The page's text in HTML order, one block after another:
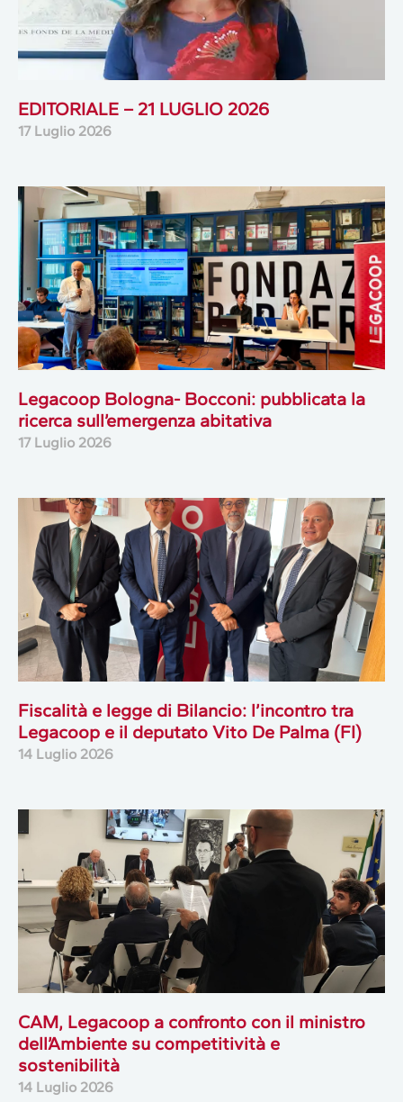
EDITORIALE – 21 LUGLIO 2026
17 Luglio 2026
Legacoop Bologna- Bocconi: pubblicata la
ricerca sull’emergenza abitativa
17 Luglio 2026
Fiscalità e legge di Bilancio: l’incontro tra
Legacoop e il deputato Vito De Palma (FI)
14 Luglio 2026
CAM, Legacoop a confronto con il ministro
dell’Ambiente su competitività e
sostenibilità
14 Luglio 2026